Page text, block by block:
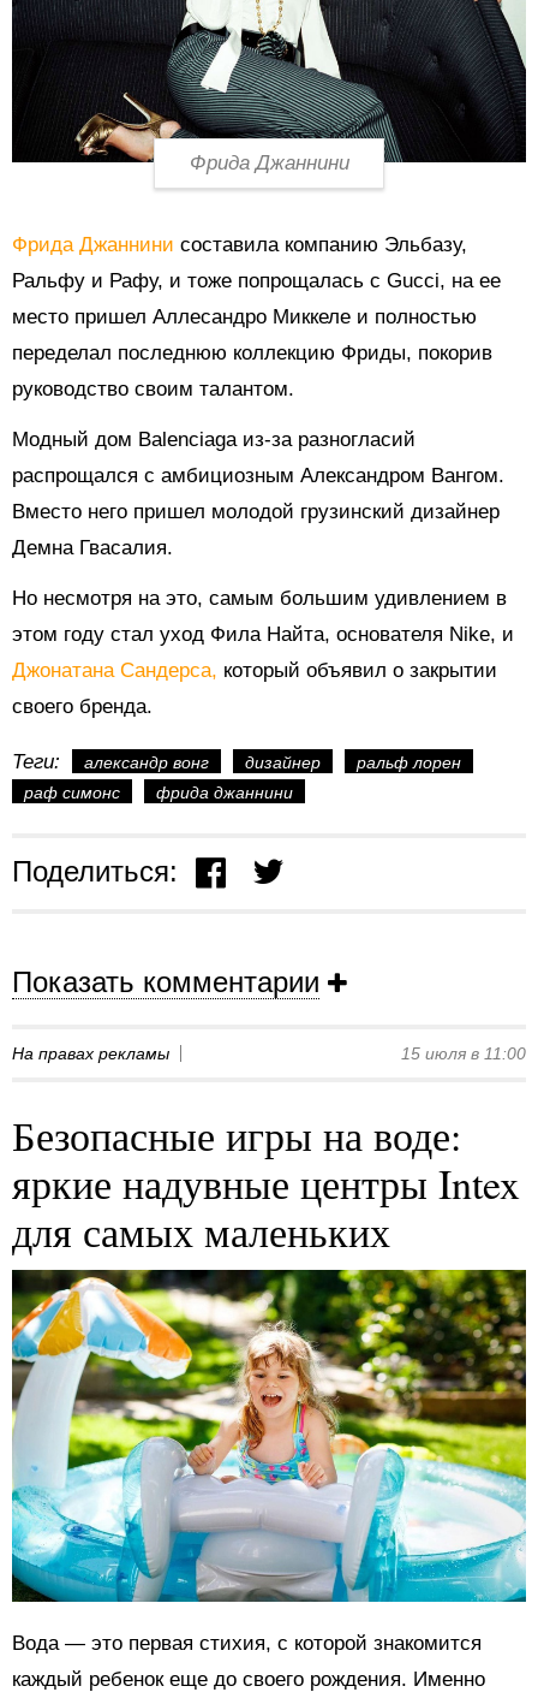
Фрида Джаннини
Фрида Джаннини составила компанию Эльбазу,
Ральфу и Рафу, и тоже попрощалась с Gucci, на ее
место пришел Аллесандро Миккеле и полностью
переделал последнюю коллекцию Фриды, покорив
руководство своим талантом.
Модный дом Balenciaga из-за разногласий
распрощался с амбициозным Александром Вангом.
Вместо него пришел молодой грузинский дизайнер
Демна Гвасалия.
Но несмотря на это, самым большим удивлением в
этом году стал уход Фила Найта, основателя Nike, и
Джонатана Сандерса, который объявил о закрытии
своего бренда.
Теги: александр вонг дизайнер
ральф лорен
раф симонс
фрида джаннини
Поделиться:
Показать комментарии
На правах рекламы 15 июля в 11:00
Безопасные игры на воде:
яркие надувные центры Intex
для самых маленьких
Вода — это первая стихия, с которой знакомится
каждый ребенок еще до своего рождения. Именно